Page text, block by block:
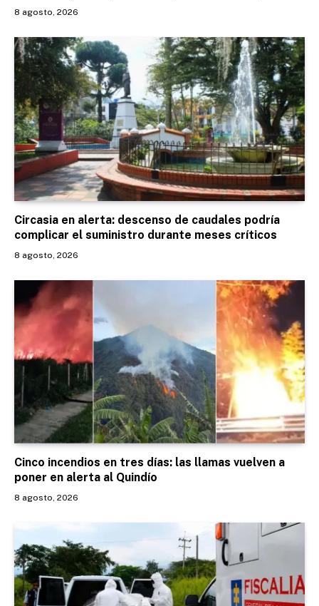
8 agosto, 2026
Circasia en alerta: descenso de caudales podría
complicar el suministro durante meses críticos
8 agosto, 2026
Cinco incendios en tres días: las llamas vuelven a
poner en alerta al Quindío
8 agosto, 2026